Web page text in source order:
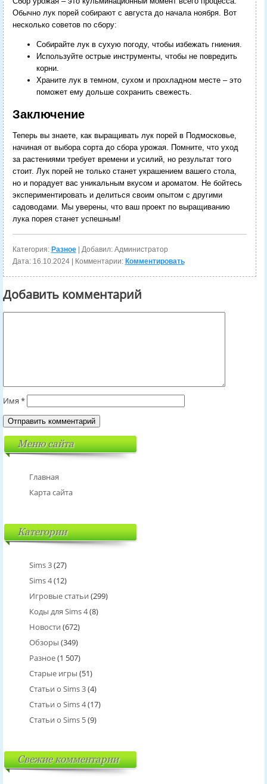
Обычно лук порей собирают с августа до начала ноября. Вот
несколько советов по сбору:
Собирайте лук в сухую погоду, чтобы избежать гниения.
Используйте острые инструменты, чтобы не повредить
корни.
Храните лук в темном, сухом и прохладном месте – это
поможет ему дольше сохранить свежесть.
Заключение
Теперь вы знаете, как выращивать лук порей в Подмосковье,
начиная от выбора сорта до сбора урожая. Помните, что уход
за растениями требует времени и усилий, но результат того
стоит. Лук порей не только станет украшением вашего стола,
но и порадует вас уникальным вкусом и ароматом. Не бойтесь
экспериментировать и делиться своим опытом с другими
садоводами. Мы уверены, что ваш проект по выращиванию
лука порея станет успешным!
Категория: Разное| Добавил: Администратор
Дата: 16.10.2024| Комментарии: Комментировать
Добавить комментарий
Имя *
Меню сайта
Главная
Карта сайта
Категории
Sims 3(27)
Sims 4(12)
Игровые статьи (299)
Коды для Sims 4(8)
Новости (672)
Обзоры (349)
Разное(1 507)
Старые игры (51)
Статьи о Sims 3(4)
Статьи о Sims 4(17)
Статьи о Sims 5(9)
Свежие комментарии